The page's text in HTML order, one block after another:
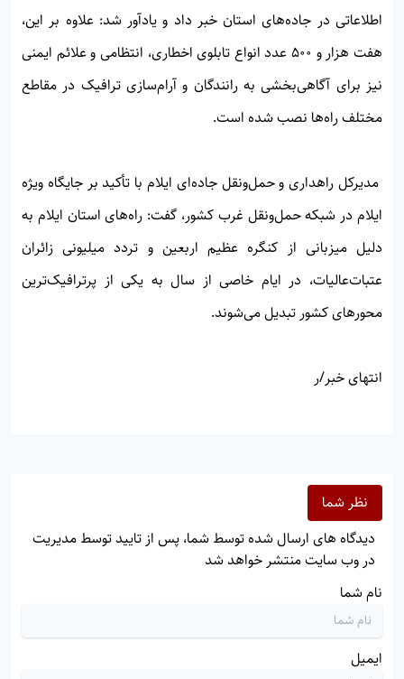
اطلاعاتی در جاده‌های استان خبر داد و یادآور شد: علاوه بر این،
هفت هزار و ۵۰۰ عدد انواع تابلوی اخطاری، انتظامی و علائم ایمنی
نیز برای آگاهی‌بخشی به رانندگان و آرام‌سازی ترافیک در مقاطع
مختلف راه‌ها نصب شده است.
مدیرکل راهداری و حمل‌ونقل جاده‌ای ایلام با تأکید بر جایگاه ویژه
ایلام در شبکه حمل‌ونقل غرب کشور، گفت: راه‌های استان ایلام به
دلیل میزبانی از کنگره عظیم اربعین و تردد میلیونی زائران
عتبات‌عالیات، در ایام خاصی از سال به یکی از پرترافیک‌ترین
محورهای کشور تبدیل می‌شوند.
انتهای خبر/ر
نظر شما
دیدگاه های ارسال شده توسط شما، پس از تایید توسط مدیریت
در وب سایت منتشر خواهد شد
نام شما
ایمیل